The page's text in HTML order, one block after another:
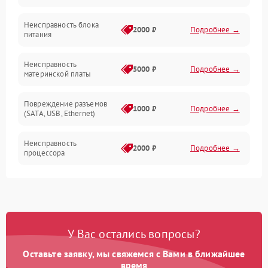
Программное обеспечение
Накопители
Интерфейсы
Неисправность блока
питания
2000 ₽ Подробнее →
Неисправность
материнской платы
5000 ₽ Подробнее →
Повреждение разъемов
(SATA, USB, Ethernet)
1000 ₽ Подробнее →
Неисправность
процессора
2000 ₽ Подробнее →
резервирования
Подробнее →
Проблемы с пайкой на
У Вас остались вопросы?
Оставьте заявку, мы свяжемся с Вами в ближайшее
время